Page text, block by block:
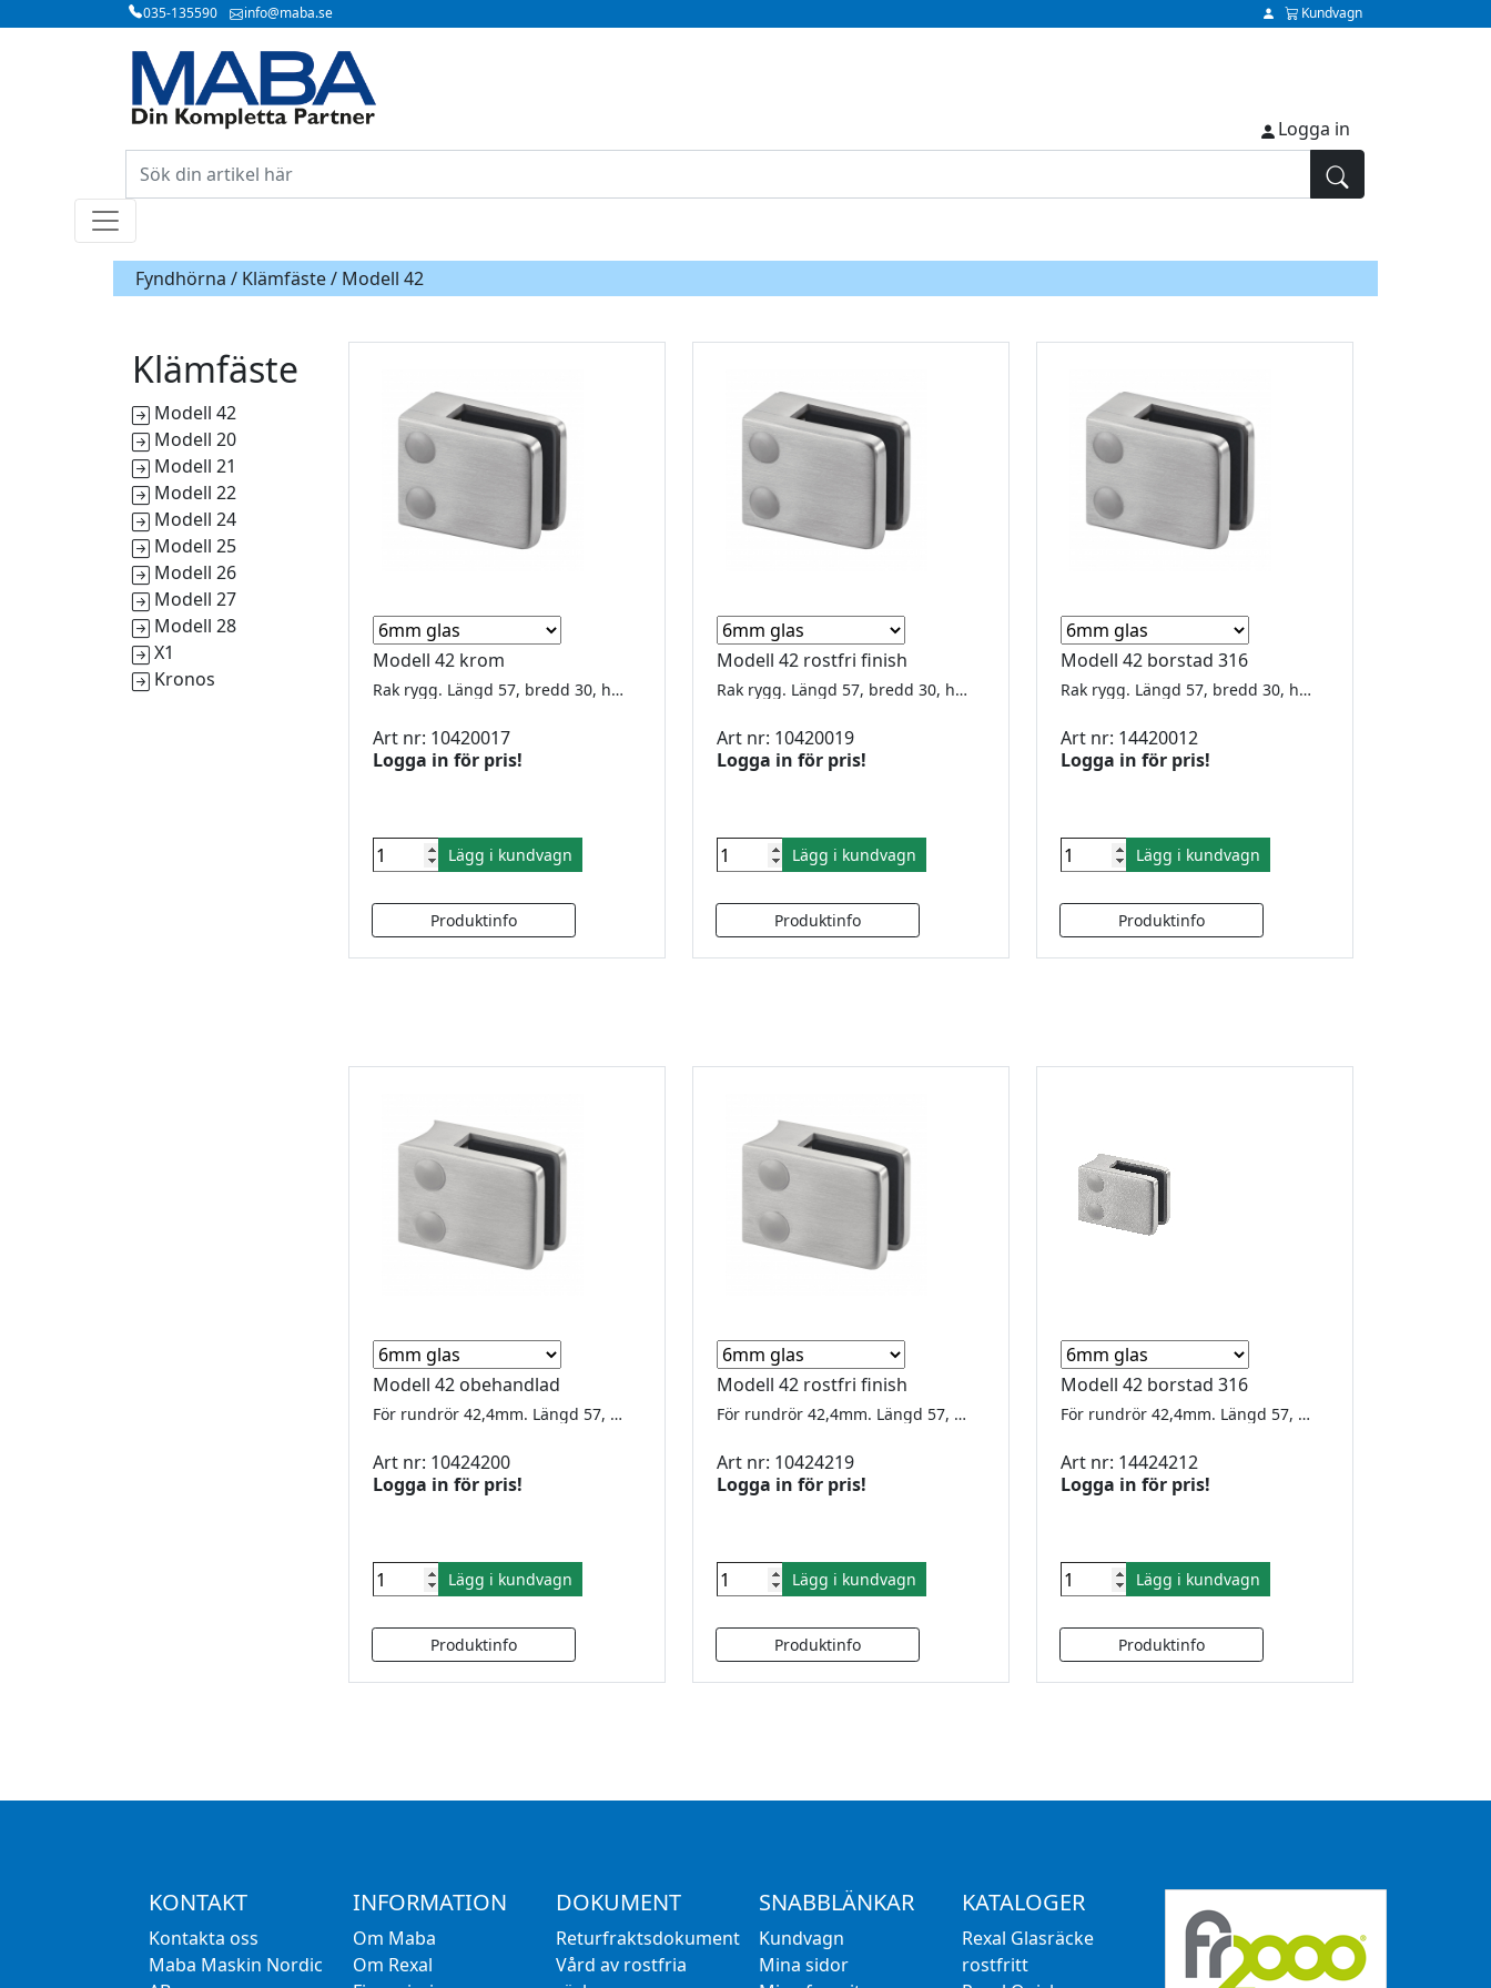
035-135590 info@maba.se Kundvagn
Logga in
Fyndhörna / Klämfäste/ Modell 42
Klämfäste
Modell 42
Modell 20
Modell 21
Modell 22
Modell 24
Modell 25
Modell 26
Modell 27
Modell 28
X1
Kronos
Modell 42 krom
Rak rygg. Längd 57, bredd 30, höjd 45mm. För 8-12.76mm glas. Underplatta ingår Utförsäljning, gummi finns kvar för 6,76 - 8 - 8,38 - 10 - 10,76 - 12
Art nr: 10420017
Logga in för pris!
Lägg i kundvagn
Modell 42 rostfri finish
Rak rygg. Längd 57, bredd 30, höjd 45mm. För 8-12.76mm glas. Underplatta ingår Utförsäljning, gummi finns kvar för 6,76 - 8 - 8,38 - 10 - 10,76 - 12
Art nr: 10420019
Logga in för pris!
Lägg i kundvagn
Modell 42 borstad 316
Rak rygg. Längd 57, bredd 30, höjd 45mm. För 8-12.76mm glas. Underplatta ingår Utförsäljning, gummi finns kvar för 6,76 - 8 - 8,38 - 10 - 10,76 - 12
Art nr: 14420012
Logga in för pris!
Lägg i kundvagn
Modell 42 obehandlad
För rundrör 42,4mm. Längd 57, bredd 30, höjd 45mm. För 8-12.76mm glas. Underplatta ingår Utförsäljning, gummi finns kvar för 6,76 - 8 - 8,38 - 10 - 10,76 - 12
Art nr: 10424200
Logga in för pris!
Lägg i kundvagn
Modell 42 rostfri finish
För rundrör 42,4mm. Längd 57, bredd 30, höjd 45mm. För 8-12.76mm glas. Underplatta ingår Utförsäljning, gummi finns kvar för 6,76 - 8 - 8,38 - 10 - 10,76 - 12
Art nr: 10424219
Logga in för pris!
Lägg i kundvagn
Modell 42 borstad 316
För rundrör 42,4mm. Längd 57, bredd 30, höjd 45mm. För 8-12.76mm glas. Underplatta ingår Utförsäljning, gummi finns kvar för 6,76 - 8 - 8,38 - 10 - 10,76 - 12
Art nr: 14424212
Logga in för pris!
Lägg i kundvagn
KONTAKT
Kontakta oss
Maba Maskin Nordic
INFORMATION
Om Maba
Om Rexal
DOKUMENT
Returfraktsdokument
Vård av rostfria
SNABBLÄNKAR
Kundvagn
Mina sidor
KATALOGER
Rexal Glasräcke
rostfritt